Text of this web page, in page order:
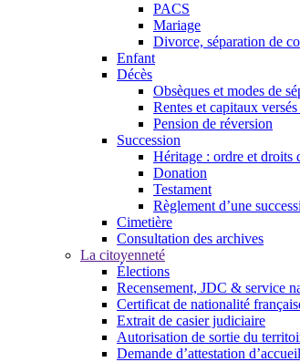
PACS
Mariage
Divorce, séparation de
Enfant
Décès
Obsèques et modes de
Rentes et capitaux
Pension de réversion
Succession
Héritage : ordre et droits
Donation
Testament
Règlement d’une
Cimetière
Consultation des archives
La citoyenneté
Élections
Recensement, JDC & service
Certificat de nationalité
Extrait de casier judiciaire
Autorisation de sortie du
Demande d’attestation d’accueil